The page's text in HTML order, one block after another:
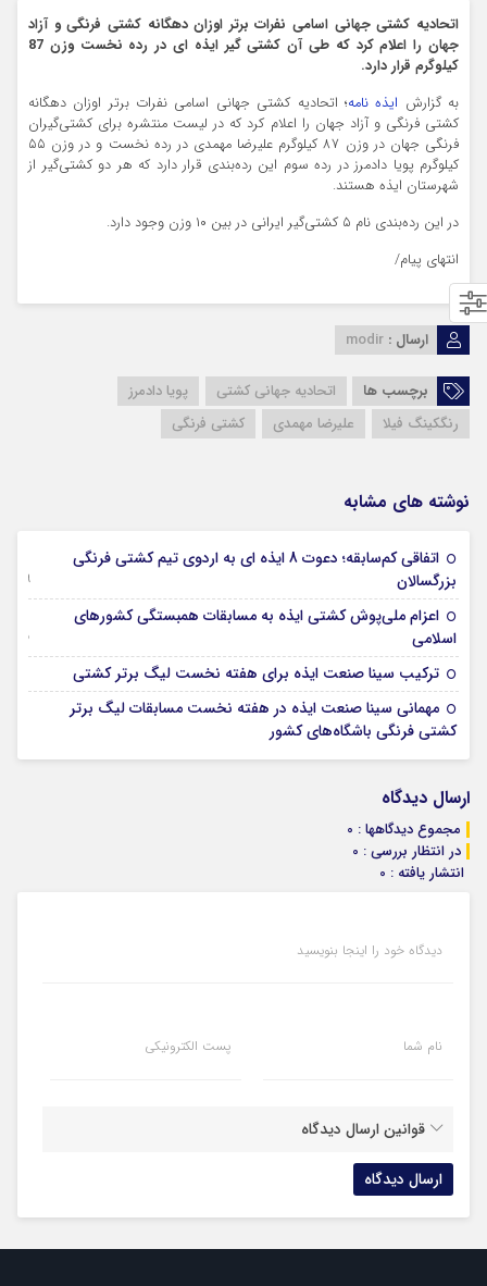
اتحادیه کشتی جهانی اسامی نفرات برتر اوزان دهگانه کشتی فرنگی و آزاد
جهان را اعلام کرد که طی آن کشتی گیر ایذه ای در رده نخست وزن 87
کیلوگرم قرار دارد.
به گزارش ایذه نامه؛ اتحادیه کشتی جهانی اسامی نفرات برتر اوزان دهگانه
کشتی فرنگی و آزاد جهان را اعلام کرد که در لیست منتشره برای کشتی‌گیران
فرنگی جهان در وزن 87 کیلوگرم علیرضا مهمدی در رده نخست و در وزن ۵۵
کیلوگرم پویا دادمرز در رده سوم این رده‌بندی قرار دارد که هر دو کشتی‌گیر از
شهرستان ایذه هستند.
در این رده‌بندی نام ۵ کشتی‌گیر ایرانی در بین ۱۰ وزن وجود دارد.
انتهای پیام/
ارسال : modir
برچسب ها اتحادیه جهانی کشتی
پویا دادمرز
رنگکینگ فیلا
علیرضا مهمدی کشتی فرنگی
نوشته های مشابه
اتفاقی کم‌سابقه؛ دعوت 8 ایذه ای به اردوی تیم کشتی فرنگی
بزرگسالان
09 جولای 2026
اعزام ملی‌پوش کشتی ایذه به مسابقات همبستگی کشورهای
اسلامی
15 نوامبر 2025
ترکیب سینا صنعت ایذه برای هفته نخست لیگ برتر کشتی
مهمانی سینا صنعت ایذه در هفته نخست مسابقات لیگ برتر
کشتی فرنگی باشگاه‌های کشور
ارسال دیدگاه
مجموع دیدگاهها : 0
در انتظار بررسی : 0
انتشار یافته : 0
دیدگاه خود را اینجا بنویسید
نام شما پست الکترونیکی
قوانین ارسال دیدگاه